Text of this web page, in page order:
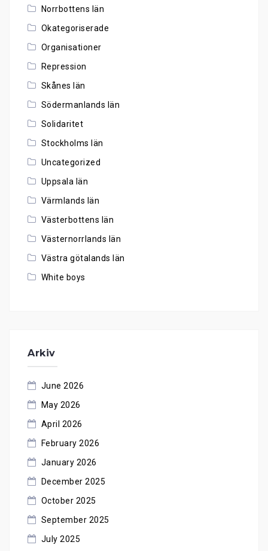
Norrbottens län
Okategoriserade
Organisationer
Repression
Skånes län
Södermanlands län
Solidaritet
Stockholms län
Uncategorized
Uppsala län
Värmlands län
Västerbottens län
Västernorrlands län
Västra götalands län
White boys
Arkiv
June 2026
May 2026
April 2026
February 2026
January 2026
December 2025
October 2025
September 2025
July 2025